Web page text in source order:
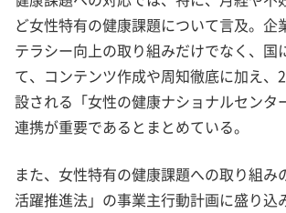
ど女性特有の健康課題について言及。企
テラシー向上の取り組みだけでなく、国
て、コンテンツ作成や周知徹底に加え、
設される「女性の健康ナショナルセンタ
連携が重要であるとまとめている。
また、女性特有の健康課題への取り組み
活躍推進法」の事業主行動計画に盛り込